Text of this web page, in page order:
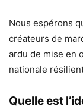
Nous espérons
créateurs de
ardu de mise en
nationale
Quelle est